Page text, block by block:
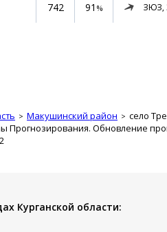
742 91 % ЗЮЗ,
Макушинский район село
Обновление
Курганской области: